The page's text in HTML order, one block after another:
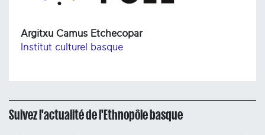
Argitxu Camus Etchecopar
Institut culturel basque
Suivez l'actualité de l'Ethnopôle basque